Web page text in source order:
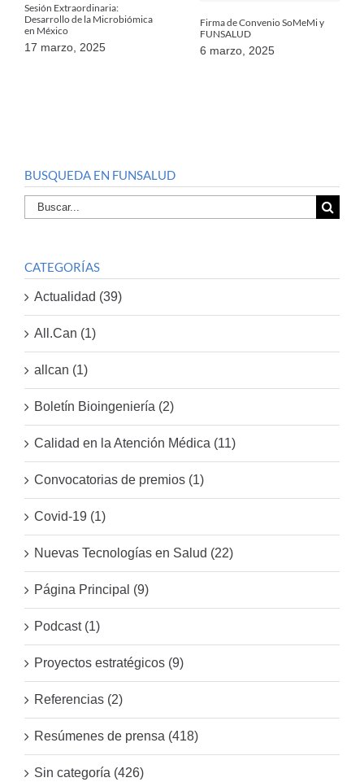
Sesión Extraordinaria:
Desarrollo de la Microbiómica
en México
17 marzo, 2025
Firma de Convenio SoMeMi y
FUNSALUD
6 marzo, 2025
BUSQUEDA EN FUNSALUD
Buscar
por:
CATEGORÍAS
Actualidad (39)
All.Can (1)
allcan (1)
Boletín Bioingeniería (2)
Calidad en la Atención Médica (11)
Convocatorias de premios (1)
Covid-19 (1)
Nuevas Tecnologías en Salud (22)
Página Principal (9)
Podcast (1)
Proyectos estratégicos (9)
Referencias (2)
Resúmenes de prensa (418)
Sin categoría (426)